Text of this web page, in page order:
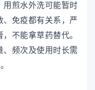
用煎水外洗可能暂时
、免疫都有关系，严
不能拿草药替代。
、频次及使用时长需